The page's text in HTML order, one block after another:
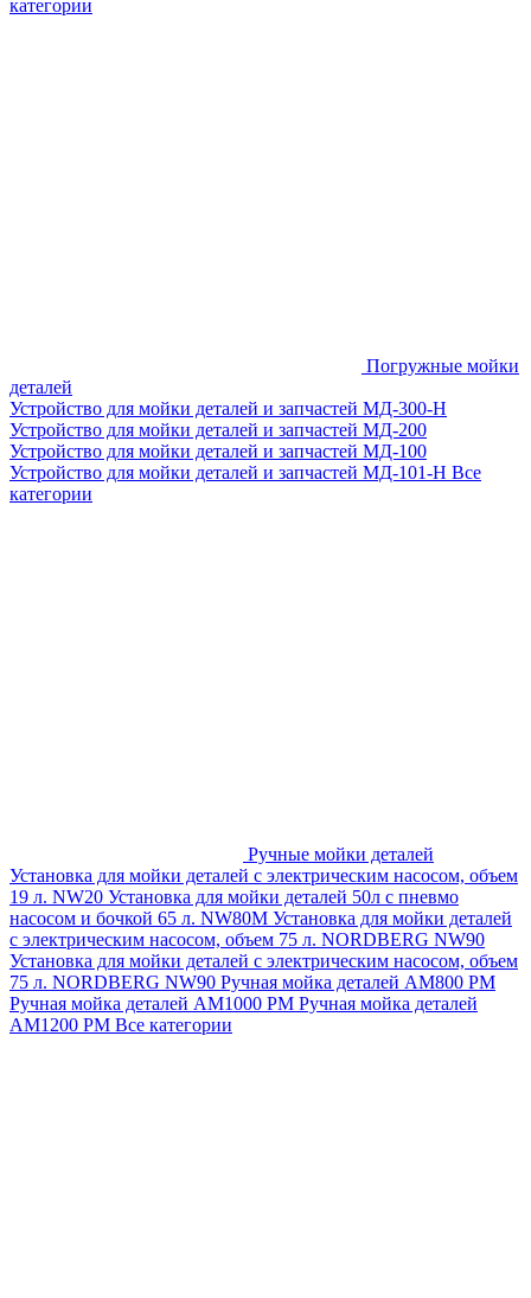
категории
Погружные мойки
деталей
Устройство для мойки деталей и запчастей МД-300-H
Устройство для мойки деталей и запчастей МД-200
Устройство для мойки деталей и запчастей МД-100
Устройство для мойки деталей и запчастей МД-101-Н Все
категории
Ручные мойки деталей
Установка для мойки деталей с электрическим насосом, объем
19 л. NW20 Установка для мойки деталей 50л с пневмо
насосом и бочкой 65 л. NW80M Установка для мойки деталей
с электрическим насосом, объем 75 л. NORDBERG NW90
Установка для мойки деталей с электрическим насосом, объем
75 л. NORDBERG NW90 Ручная мойка деталей АМ800 РМ
Ручная мойка деталей АМ1000 РМ Ручная мойка деталей
АМ1200 РМ Все категории